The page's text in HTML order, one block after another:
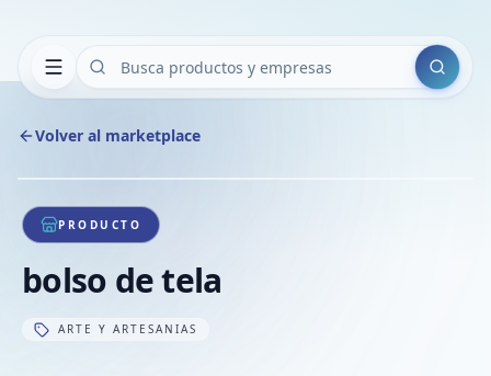
Buscar
Volver al marketplace
1/1
PRODUCTO
bolso de tela
ARTE Y ARTESANIAS